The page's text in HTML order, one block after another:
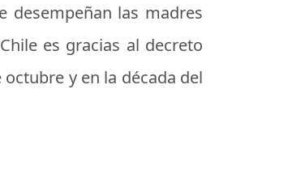
desempeñan las madres
es gracias al decreto
y en la década del